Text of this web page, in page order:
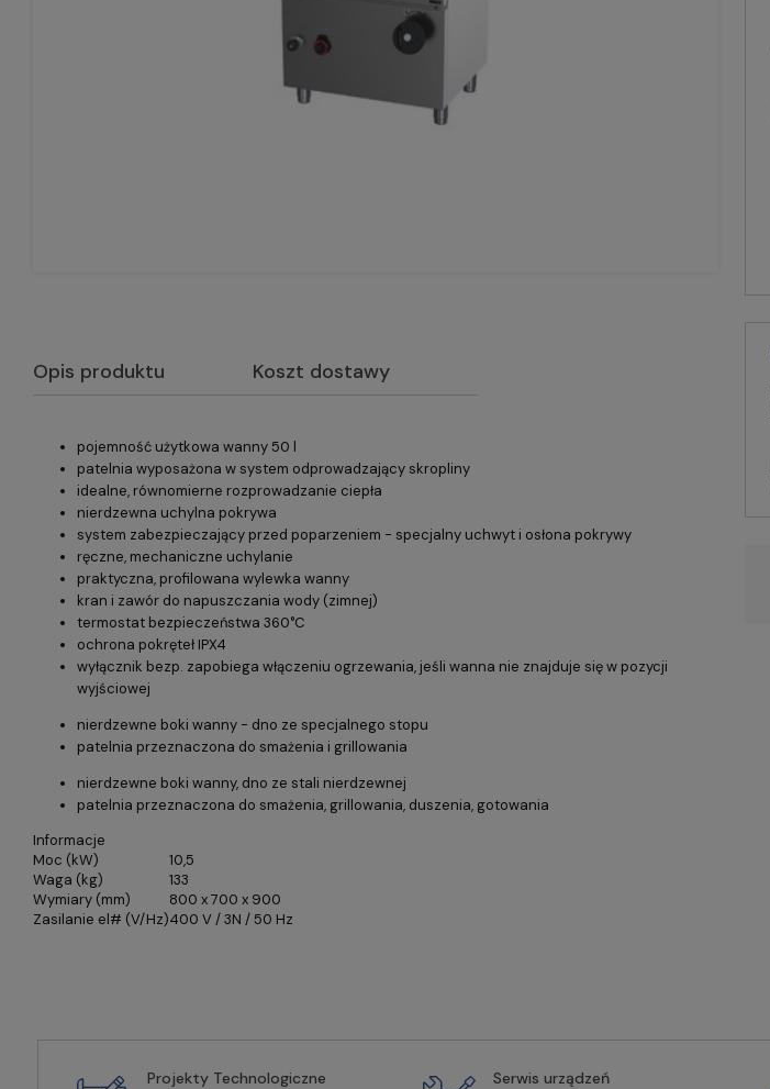
Opis produktu Koszt dostawy
pojemność użytkowa wanny 50 l
patelnia wyposażona w system odprowadzający skropliny
idealne, równomierne rozprowadzanie ciepła
nierdzewna uchylna pokrywa
system zabezpieczający przed poparzeniem - specjalny uchwyt i osłona pokrywy
ręczne, mechaniczne uchylanie
praktyczna, profilowana wylewka wanny
kran i zawór do napuszczania wody (zimnej)
termostat bezpieczeństwa 360°C
ochrona pokręteł IPX4
wyłącznik bezp. zapobiega włączeniu ogrzewania, jeśli wanna nie znajduje się w pozycji
wyjściowej
nierdzewne boki wanny - dno ze specjalnego stopu
patelnia przeznaczona do smażenia i grillowania
nierdzewne boki wanny, dno ze stali nierdzewnej
patelnia przeznaczona do smażenia, grillowania, duszenia, gotowania
Informacje
Moc (kW)
10,5
Waga (kg)
133
Wymiary (mm)
800 x 700 x 900
Zasilanie el# (V/Hz)400 V / 3N / 50 Hz
Projekty Technologiczne
Serwis urządzeń